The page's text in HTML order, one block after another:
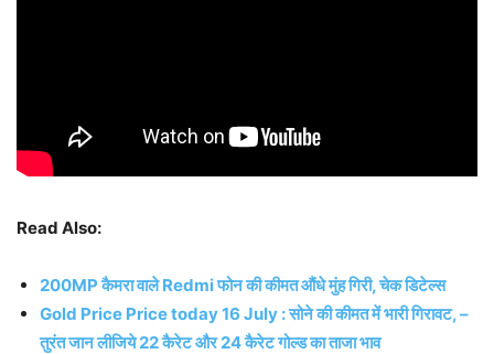
Read Also:
200MP कैमरा वाले Redmi फोन की कीमत औंधे मुंह गिरी, चेक डिटेल्स
Gold Price Price today 16 July : सोने की कीमत में भारी गिरावट, –
तुरंत जान लीजिये 22 कैरेट और 24 कैरेट गोल्ड का ताजा भाव